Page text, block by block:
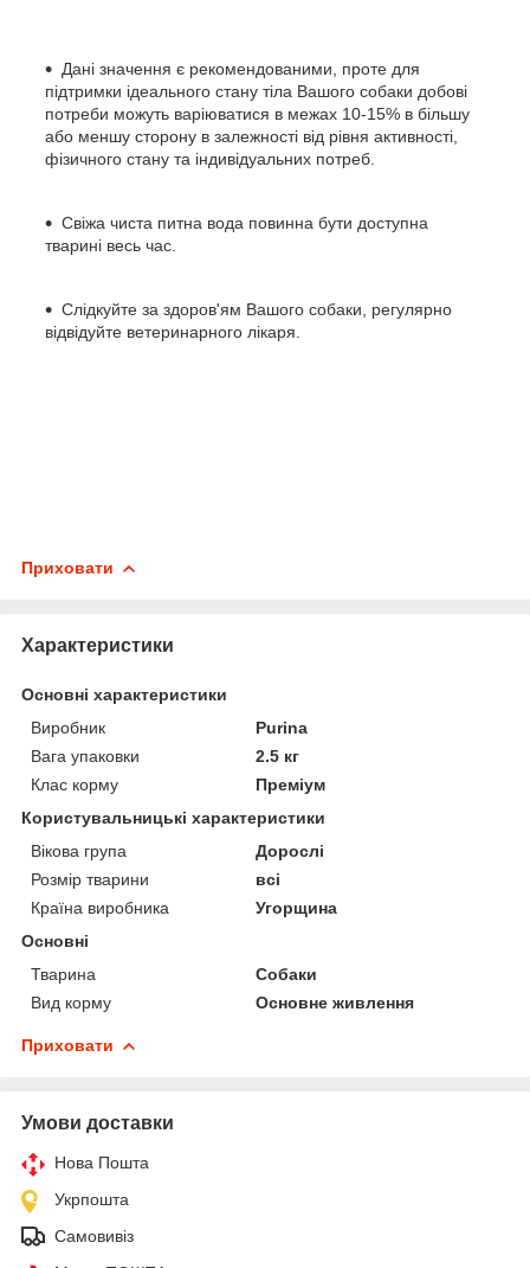
Дані значення є рекомендованими, проте для
підтримки ідеального стану тіла Вашого собаки добові
потреби можуть варіюватися в межах 10-15% в більшу
або меншу сторону в залежності від рівня активності,
фізичного стану та індивідуальних потреб.
Свіжа чиста питна вода повинна бути доступна
тварині весь час.
Слідкуйте за здоров'ям Вашого собаки, регулярно
відвідуйте ветеринарного лікаря.
Приховати
Характеристики
Основні характеристики
Виробник
Purina
Вага упаковки
2.5 кг
Клас корму
Преміум
Користувальницькі характеристики
Вікова група
Дорослі
Розмір тварини
всі
Країна виробника
Угорщина
Основні
Тварина
Собаки
Вид корму
Основне живлення
Приховати
Умови доставки
Нова Пошта
Укрпошта
Самовивіз